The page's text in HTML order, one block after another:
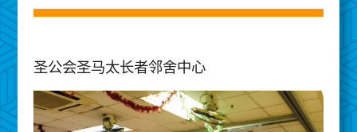
圣公会圣马太长者邻舍中心